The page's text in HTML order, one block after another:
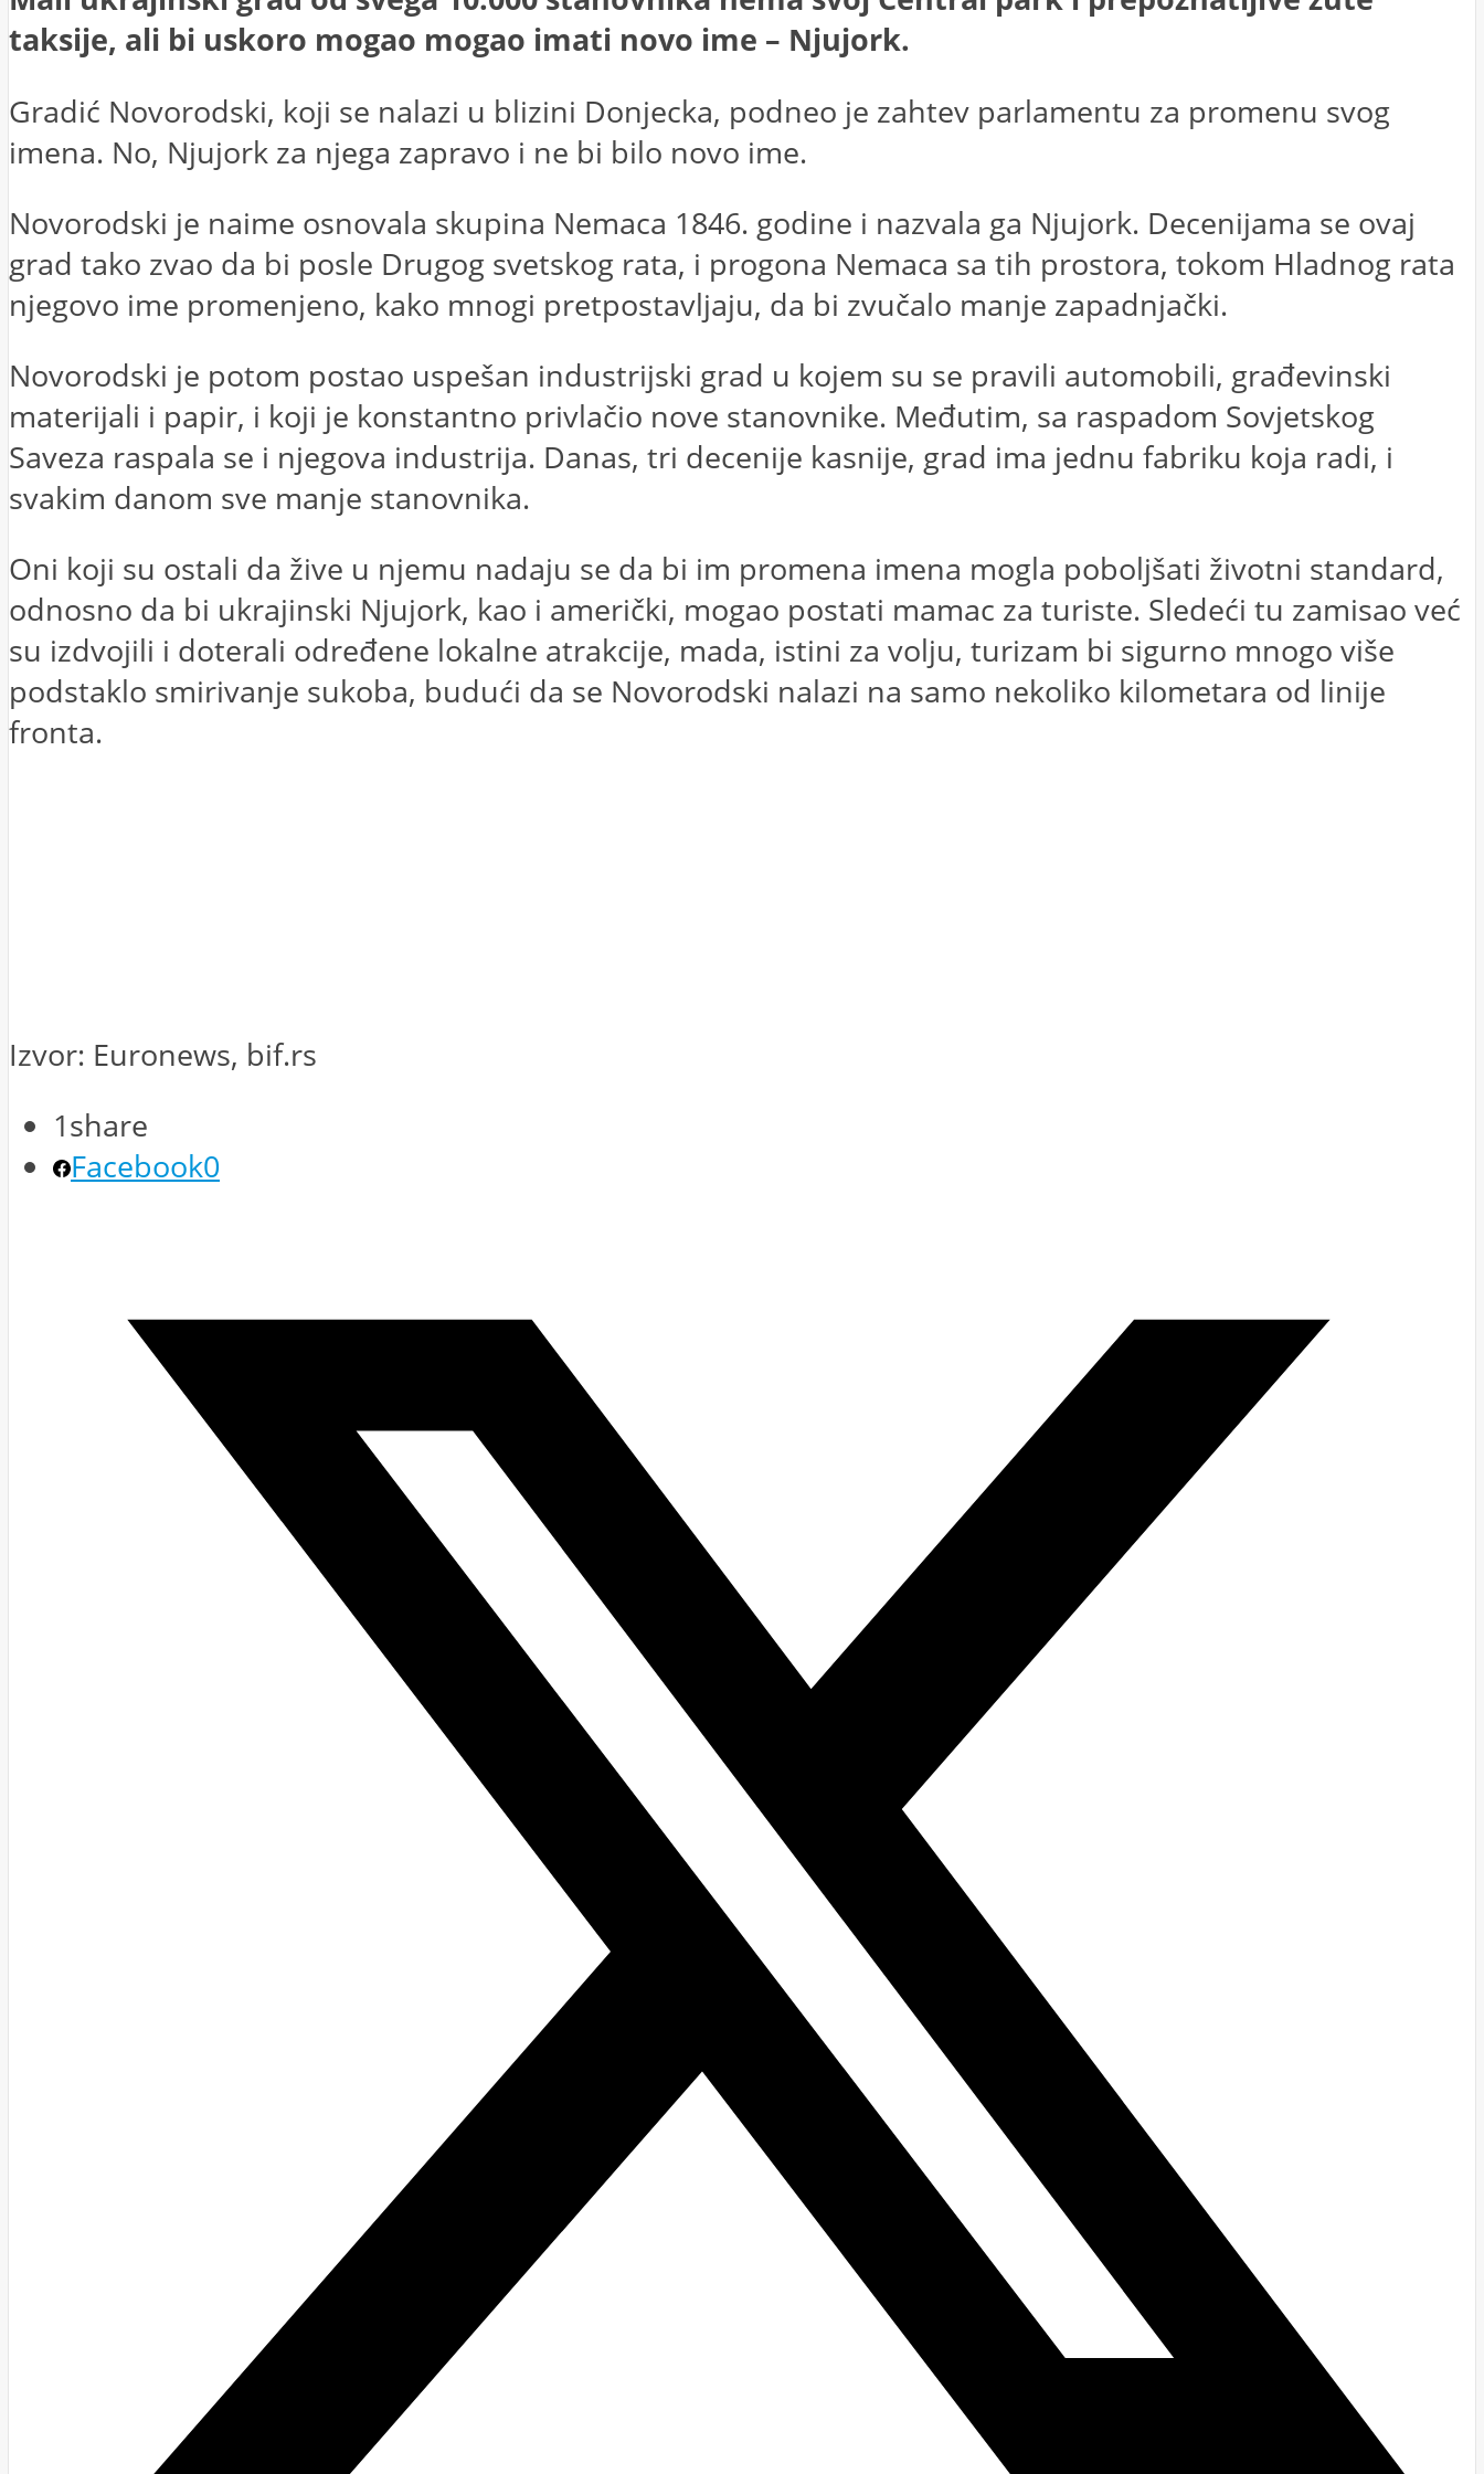
taksije, ali bi uskoro mogao mogao imati novo ime – Njujork.
Gradić Novorodski, koji se nalazi u blizini Donjecka, podneo je zahtev parlamentu za promenu svog
imena. No, Njujork za njega zapravo i ne bi bilo novo ime.
Novorodski je naime osnovala skupina Nemaca 1846. godine i nazvala ga Njujork. Decenijama se ovaj
grad tako zvao da bi posle Drugog svetskog rata, i progona Nemaca sa tih prostora, tokom Hladnog rata
njegovo ime promenjeno, kako mnogi pretpostavljaju, da bi zvučalo manje zapadnjački.
Novorodski je potom postao uspešan industrijski grad u kojem su se pravili automobili, građevinski
materijali i papir, i koji je konstantno privlačio nove stanovnike. Međutim, sa raspadom Sovjetskog
Saveza raspala se i njegova industrija. Danas, tri decenije kasnije, grad ima jednu fabriku koja radi, i
svakim danom sve manje stanovnika.
Oni koji su ostali da žive u njemu nadaju se da bi im promena imena mogla poboljšati životni standard,
odnosno da bi ukrajinski Njujork, kao i američki, mogao postati mamac za turiste. Sledeći tu zamisao već
su izdvojili i doterali određene lokalne atrakcije, mada, istini za volju, turizam bi sigurno mnogo više
podstaklo smirivanje sukoba, budući da se Novorodski nalazi na samo nekoliko kilometara od linije
fronta.
Izvor: Euronews, bif.rs
1share
Facebook0